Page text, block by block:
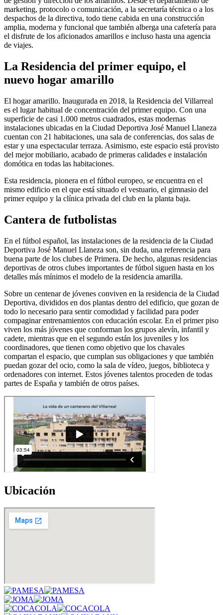
marketing, protocolo o comunicación, a la secretaría técnica o a los
despachos de la directiva, todo tiene cabida en una construcción
amplia, moderna y funcional que también alberga una cafetería para
el disfrute de los aficionados amarillos e incluso hasta una agencia
de viajes.
La Residencia del primer equipo, el
nuevo hogar amarillo
El hogar amarillo. Inaugurada en 2018, la Residencia del Villarreal
es el lugar habitual de concentración del primer equipo. Con una
superficie de casi 1.000 metros cuadrados, estas modernas
instalaciones ubicadas en la Ciudad Deportiva José Manuel Llaneza
cuentan con 21 habitaciones, una sala de conferencias, dos salas de
estar y una espectacular terraza. Asimismo, este espacio está provisto
del mejor mobiliario, acabado de primeras calidades e instalación
domótica en todas las habitaciones.
Esta residencia, pionera en el fútbol europeo, se encuentra en el
mismo edificio en el que está situado el vestuario, el gimnasio del
primer equipo y la clínica privada del club en la planta baja.
Cantera de futbolistas
En el fútbol español, las instalaciones de la residencia de la Ciudad
Deportiva José Manuel Llaneza son, sin duda, una referencia para
buena parte de los clubes de Primera. De hecho, algunas residencias
deportivas de otros clubes importantes de fútbol siguen hasta en los
detalles más mínimos el modelo de la residencia amarilla.
Sobre un centenar de jóvenes conviven en la residencia de la Ciudad
Deportiva, divididos en dos plantas dentro del edificio, que gozan de
todo lo necesario para sentir comodidad y facilidad para poder
compaginar entrenamientos con educación escolar. En el primer piso
viven los más jóvenes que conforman los grupos alevín, infantil y
cadete, mientras que en el segundo están los juveniles y los
coordinadores, que tienen como objetivo que los chavales
compartan el espacio, que cumplan sus obligaciones y que también
puedan gozar del ocio, como la sala de vídeo, juegos, biblioteca y
ordenadores con internet. Estos jóvenes talentos proceden de todas
partes de España y también de otros países.
Ubicación